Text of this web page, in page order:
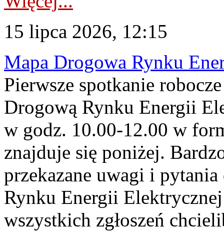
15 lipca 2026, 12:15
Mapa Drogowa Rynku
Pierwsze spotkanie
Drogową Rynku Energii
w godz. 10.00-12.00 w
znajduje się poniżej.
przekazane uwagi i
Rynku Energii
wszystkich zgłoszeń